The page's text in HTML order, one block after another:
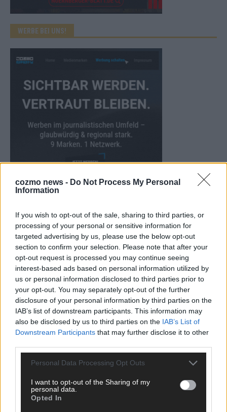
cozmo news - Do Not Process My Personal
Information
If you wish to opt-out of the sale, sharing to third parties, or
processing of your personal or sensitive information for
targeted advertising by us, please use the below opt-out
section to confirm your selection. Please note that after your
opt-out request is processed you may continue seeing
interest-based ads based on personal information utilized by
us or personal information disclosed to third parties prior to
your opt-out. You may separately opt-out of the further
disclosure of your personal information by third parties on the
IAB’s list of downstream participants. This information may
also be disclosed by us to third parties on the IAB’s List of
Downstream Participants that may further disclose it to other
Personal Data Processing Opt Outs
I want to opt-out of the Sharing of my
personal data.
Opted In
WERBE BEI UNS!
CHECK UNS AUF FACEBOOK